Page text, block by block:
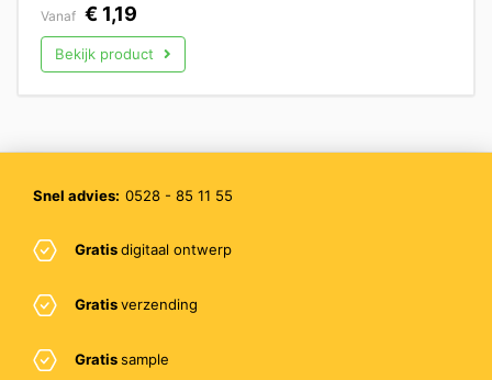
Vanaf € 1,19
Bekijk product
Snel advies: 0528 - 85 11 55
Gratisdigitaal ontwerp
Gratisverzending
Gratissample